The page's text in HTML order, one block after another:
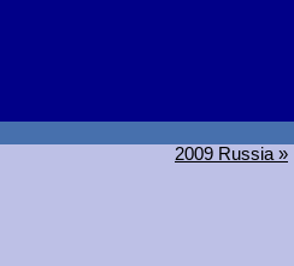
2009 Russia »